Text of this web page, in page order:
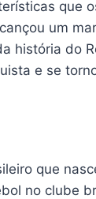
que
um
história do
e se
que
no clube